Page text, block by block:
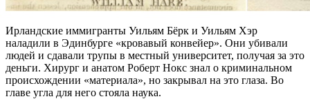
Ирландские иммигранты Уильям Бёрк и Уильям Хэр
наладили в Эдинбурге «кровавый конвейер». Они убивали
людей и сдавали трупы в местный университет, получая за это
деньги. Хирург и анатом Роберт Нокс знал о криминальном
происхождении «материала», но закрывал на это глаза. Во
главе угла для него стояла наука.